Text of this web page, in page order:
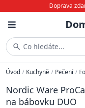
Doprava
Co hledáte...
Úvod / Kuchyně / Pečení /
Nordic Ware
na bábovku DUO